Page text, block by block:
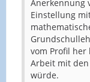
Anerkennung
Einstellung
vom Profil her
Arbeit mit den
würde.